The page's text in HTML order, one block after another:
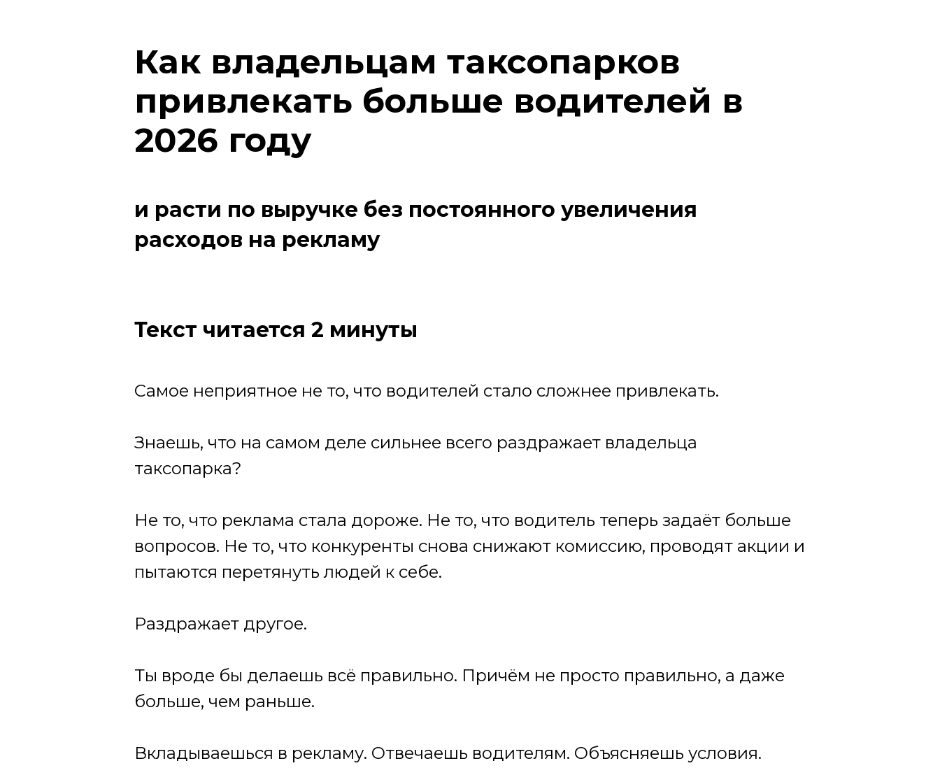
Как владельцам таксопарков
привлекать больше водителей в
2026 году
и расти по выручке без постоянного увеличения
расходов на рекламу
Текст читается 2 минуты
Самое неприятное не то, что водителей стало сложнее привлекать.
Знаешь, что на самом деле сильнее всего раздражает владельца
таксопарка?
Не то, что реклама стала дороже. Не то, что водитель теперь задаёт больше
вопросов. Не то, что конкуренты снова снижают комиссию, проводят акции и
пытаются перетянуть людей к себе.
Раздражает другое.
Ты вроде бы делаешь всё правильно. Причём не просто правильно, а даже
больше, чем раньше.
Вкладываешься в рекламу. Отвечаешь водителям. Объясняешь условия.